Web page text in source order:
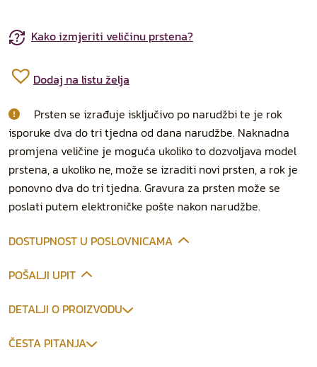
Kako izmjeriti veličinu prstena?
Dodaj na listu želja
Prsten se izrađuje isključivo po narudžbi te je rok
isporuke dva do tri tjedna od dana narudžbe. Naknadna
promjena veličine je moguća ukoliko to dozvoljava model
prstena, a ukoliko ne, može se izraditi novi prsten, a rok je
ponovno dva do tri tjedna. Gravura za prsten može se
poslati putem elektroničke pošte nakon narudžbe.
DOSTUPNOST U POSLOVNICAMA
POŠALJI UPIT
DETALJI O PROIZVODU
ČESTA PITANJA